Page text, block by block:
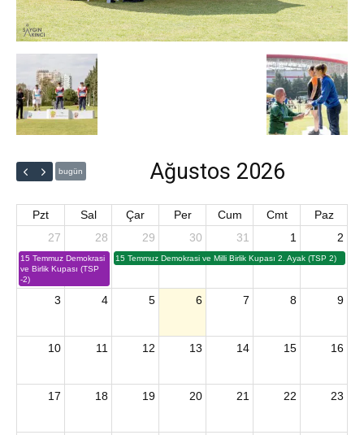
bugün Ağustos 2026
Pzt Sal Çar Per Cum Cmt
Paz
27
15 Temmuz Demokrasi
ve Birlik Kupası (TSP
-2)
28 29
15 Temmuz Demokrasi ve Milli Birlik Kupası 2. Ayak (TSP 2)
30 31 1 2
3 4 5 6 7 8 9
10 11 12 13 14 15 16
17 18 19 20 21 22 23